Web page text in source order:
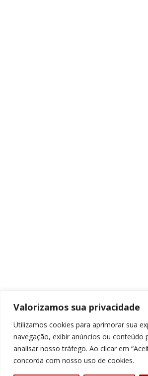
Valorizamos sua privacidade
Utilizamos cookies para aprimorar sua
navegação, exibir anúncios ou conteúdo
analisar nosso tráfego. Ao clicar em
concorda com nosso uso de cookies.